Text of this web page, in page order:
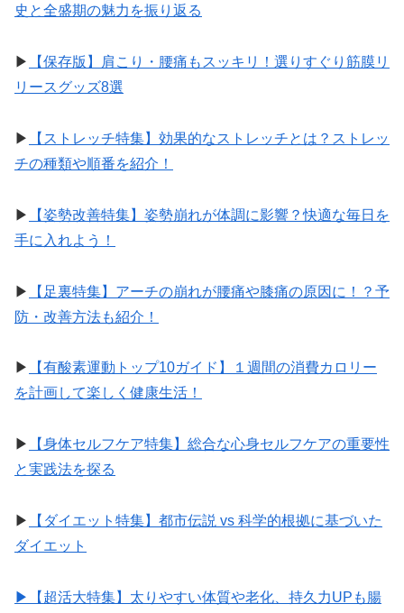
史と全盛期の魅力を振り返る
▶︎
【保存版】肩こり・腰痛もスッキリ！選りすぐり筋膜リ
リースグッズ8選
▶︎
【ストレッチ特集】効果的なストレッチとは？ストレッ
チの種類や順番を紹介！
▶︎
【姿勢改善特集】姿勢崩れが体調に影響？快適な毎日を
手に入れよう！
▶︎
【足裏特集】アーチの崩れが腰痛や膝痛の原因に！？予
防・改善方法も紹介！
▶︎
【有酸素運動トップ10ガイド】１週間の消費カロリー
を計画して楽しく健康生活！
▶︎
【身体セルフケア特集】総合な心身セルフケアの重要性
と実践法を探る
▶︎
【ダイエット特集】都市伝説 vs 科学的根拠に基づいた
ダイエット
▶︎【超活大特集】太りやすい体質や老化、持久力UPも腸